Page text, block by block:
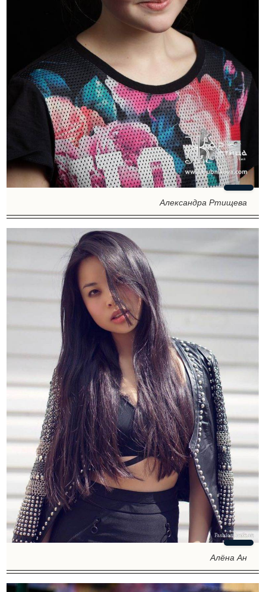
Александра Ртищева
Алёна Ан